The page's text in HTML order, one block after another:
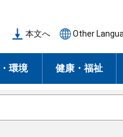
本文へ Other
環境 健康・福祉